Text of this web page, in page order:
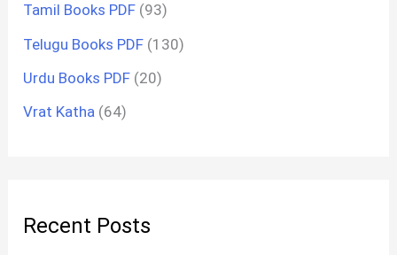
Tamil Books PDF (93)
Telugu Books PDF (130)
Urdu Books PDF (20)
Vrat Katha (64)
Recent Posts